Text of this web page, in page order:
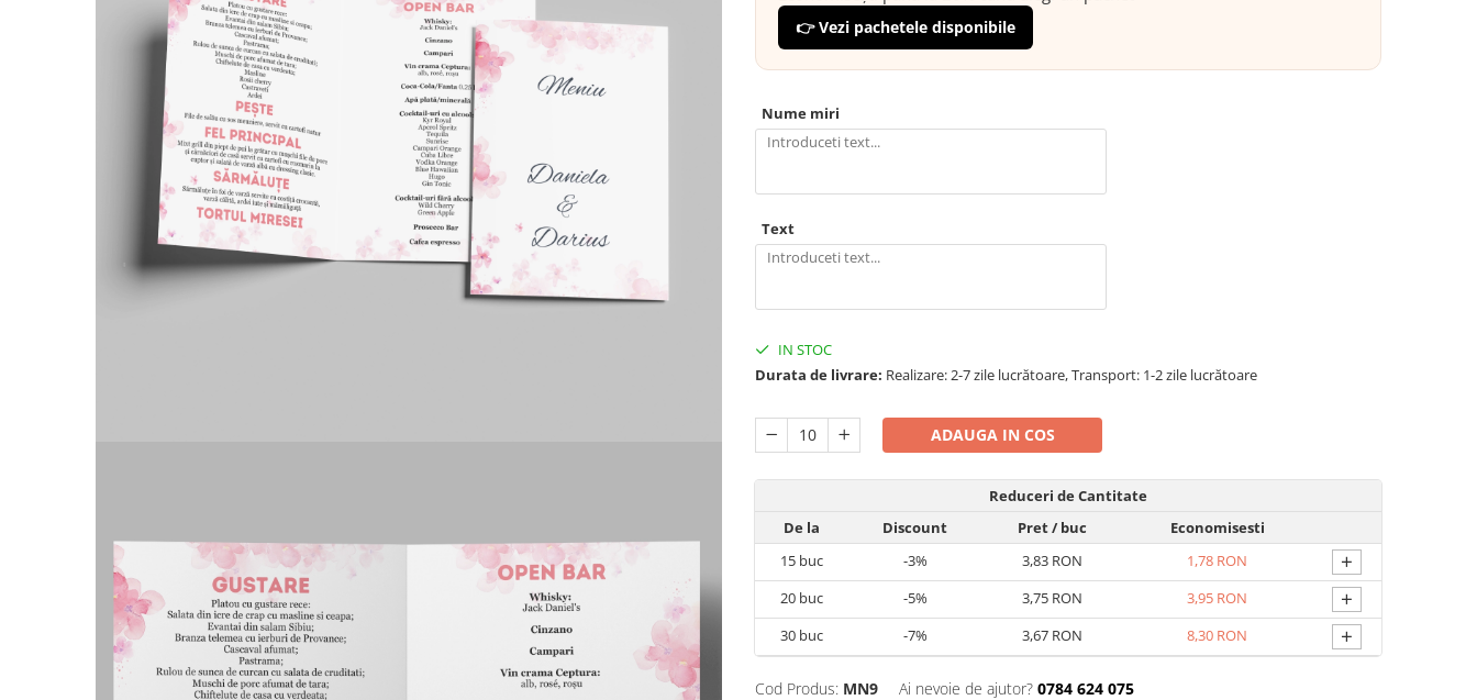
👉 Vezi pachetele disponibile
Nume miri
Text
IN STOC
Durata de livrare: Realizare: 2-7 zile lucrătoare, Transport: 1-2 zile lucrătoare
ADAUGA IN COS
Reduceri de Cantitate
De la
Discount Pret/ buc
Economisesti
15 buc -3% 3,83 RON 1,78 RON +
20 buc -5% 3,75 RON 3,95 RON +
30 buc -7% 3,67 RON 8,30 RON +
Cod Produs: MN9 Ai nevoie de ajutor? 0784 624 075